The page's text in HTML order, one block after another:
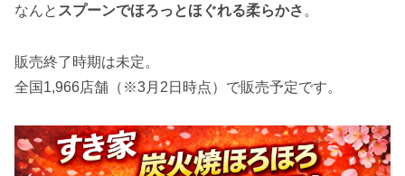
なんと スプーンでほろっとほぐれる柔らかさ 。
販売終了時期は未定。
全国1,966店舗（※3月2日時点）で販売予定です。